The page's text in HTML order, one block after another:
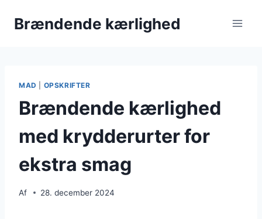
Brændende kærlighed
MAD OPSKRIFTER
Brændende kærlighed
med krydderurter for
ekstra smag
Af 28. december 2024